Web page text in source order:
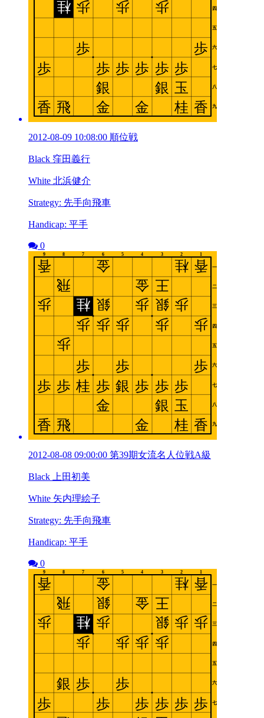
2012-08-09 10:08:00 順位戦
Black 窪田義行
White 北浜健介
Strategy: 先手向飛車
Handicap: 平手
0
2012-08-08 09:00:00 第39期女流名人位戦A級
Black 上田初美
White 矢内理絵子
Strategy: 先手向飛車
Handicap: 平手
0